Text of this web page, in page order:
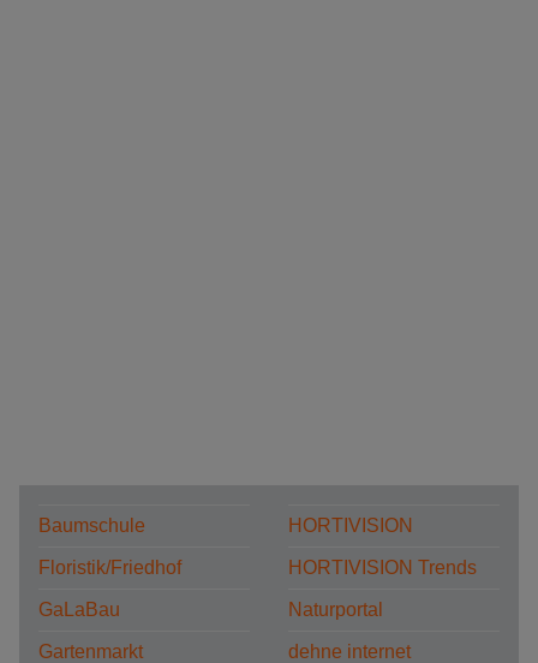
Baumschule
Floristik/Friedhof
GaLaBau
Gartenmarkt
HORTIVISION
HORTIVISION Trends
Naturportal
dehne internet